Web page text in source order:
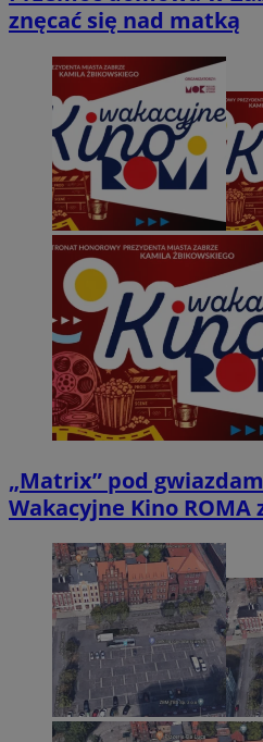
znęcać się nad matką
„Matrix” pod
Wakacyjne Kino